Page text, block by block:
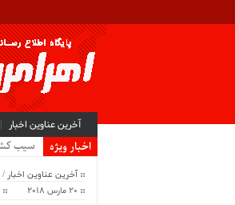
آخرین عناوین اخبار
اخبار ویژه
تاکید .
آخرین عناوین اخبار /
20 مارس 2018